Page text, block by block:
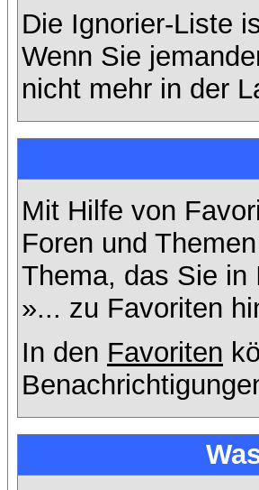
Die Ignorier-Liste
Wenn Sie
nicht mehr in der
Mit Hilfe von
Foren und
Thema, das Sie in
»... zu Favoriten
In den Favoriten